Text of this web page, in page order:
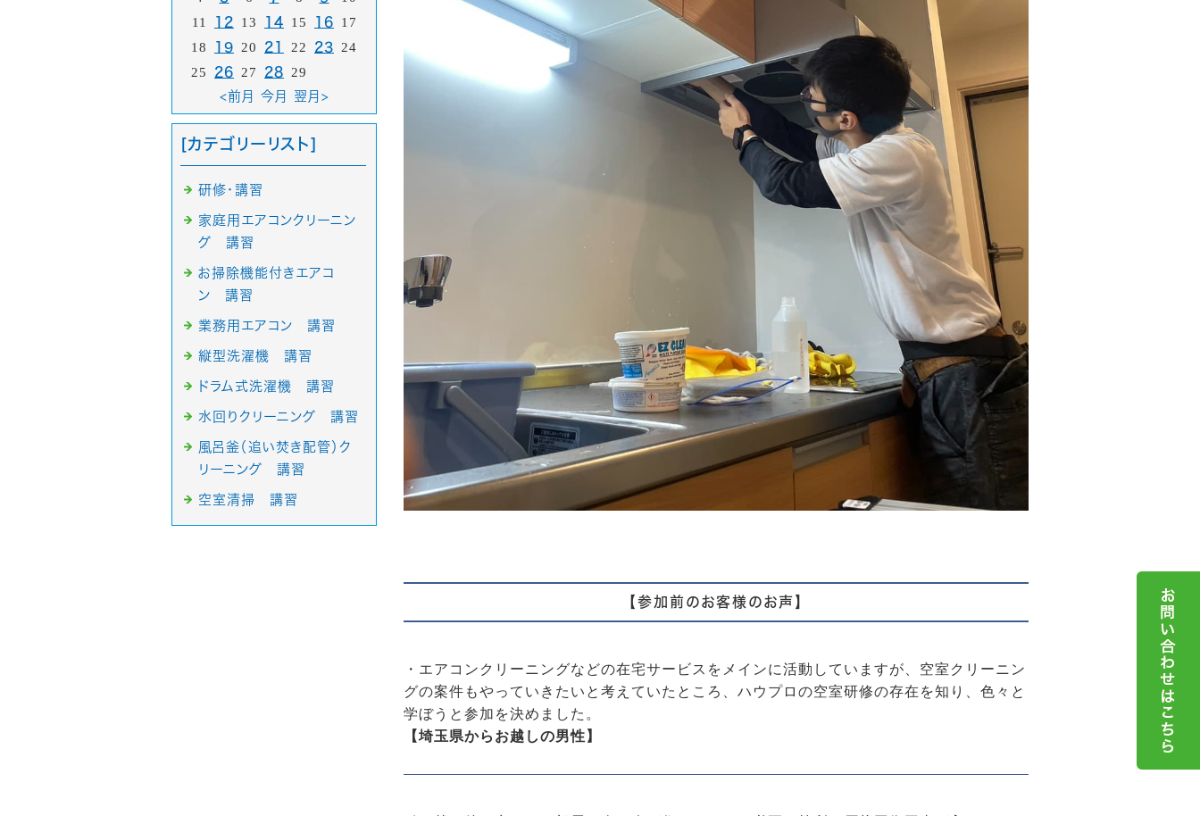
【参加前のお客様のお声】
・エアコンクリーニングなどの在宅サービスをメインに活動していますが、空室クリーニン
グの案件もやっていきたいと考えていたところ、ハウプロの空室研修の存在を知り、色々と
学ぼうと参加を決めました。
【埼玉県からお越しの男性】
11
12 13 14 15 16
17
18
19 20 21 22 23
24
25
26 27 28 29
<前月 今月 翌月>
[カテゴリーリスト]
研修・講習
家庭用エアコンクリーニン
グ 講習
お掃除機能付きエアコ
ン 講習
業務用エアコン 講習
縦型洗濯機 講習
ドラム式洗濯機 講習
水回りクリーニング 講習
風呂釜（追い焚き配管）ク
リーニング 講習
空室清掃 講習